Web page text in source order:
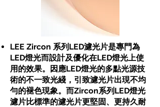
LEE Zircon 系列LED濾光片是專門為
LED燈光而設計及優化在LED燈光上使
用的效果。因應LED燈光的多點光源技
術的不一致光綫，引致濾光片出現不均
勻的褪色現象。而Zircon系列LED燈光
濾片比標準的濾光片更堅固、更持久耐